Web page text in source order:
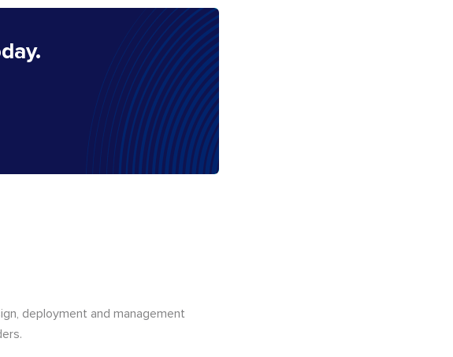
deployment and management